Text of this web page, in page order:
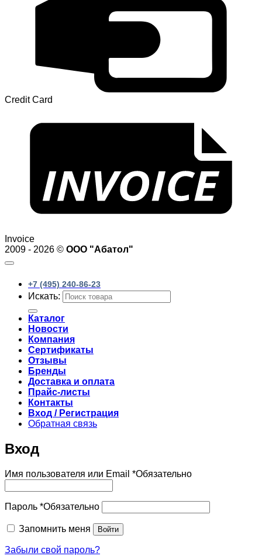
Credit Card
Invoice
2009 - 2026 © ООО "Абатол"
+7 (495) 240-86-23
Искать:
Каталог
Новости
Компания
Сертификаты
Отзывы
Бренды
Доставка и оплата
Прайс-листы
Контакты
Вход / Регистрация
Обратная связь
Вход
Имя пользователя или Email *Обязательно
Пароль *Обязательно
Запомнить меня Войти
Забыли свой пароль?